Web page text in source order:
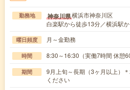
勤務地 神奈川県横浜市神奈川区
白楽駅から徒歩13分／横浜駅
曜日頻度 月～金勤務
時間 8:30～16:30（実働7時間 休憩
期間
9月上旬～長期（3ヶ月以上）
ください